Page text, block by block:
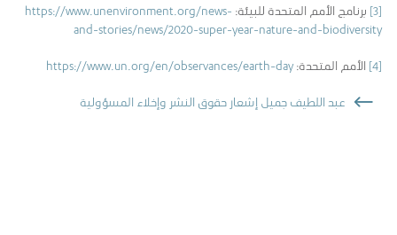
[3] برنامج الأمم المتحدة للبيئة: https://www.unenvironment.org/news-
and-stories/news/2020-super-year-nature-and-biodiversity
[4] الأمم المتحدة:https://www.un.org/en/observances/earth-day
عبد اللطيف جميل إشعار حقوق النشر وإخلاء المسؤولية